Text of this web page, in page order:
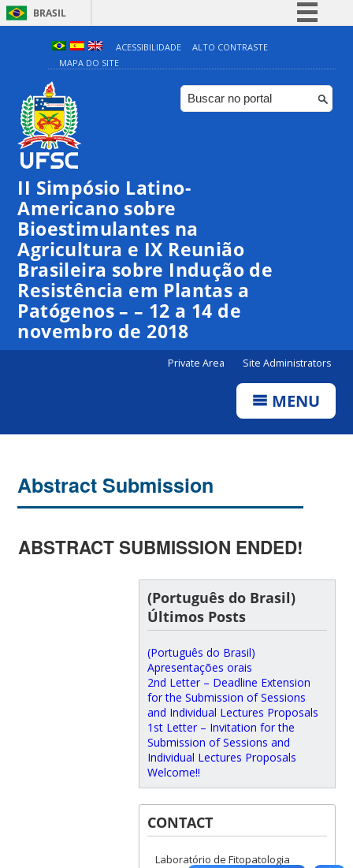
BRASIL
Simplifique!
Comunica BR
Participe
ACESSIBILIDADE
ALTO CONTRASTE
MAPA DO SITE
II Simpósio Latino-
Americano sobre
Bioestimulantes na
Agricultura e IX Reunião
Brasileira sobre Indução de
Resistência em Plantas a
Patógenos – – 12 a 14 de
novembro de 2018
Private Area Site Administrators
MENU
Abstract Submission
ABSTRACT SUBMISSION ENDED!
(Português do Brasil)
Últimos Posts
(Português do Brasil)
Apresentações orais
2nd Letter – Deadline Extension
for the Submission of Sessions
and Individual Lectures Proposals
1st Letter – Invitation for the
Submission of Sessions and
Individual Lectures Proposals
Welcome!!
CONTACT
Laboratório de Fitopatologia